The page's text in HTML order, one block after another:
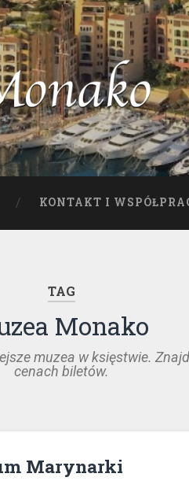
KONTAKT I
TAG
Monako
muzea w księstwie.
cenach biletów.
Marynarki